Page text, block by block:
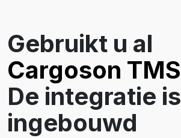
Gebruikt u al
Cargoson TMS
De integratie is
ingebouwd